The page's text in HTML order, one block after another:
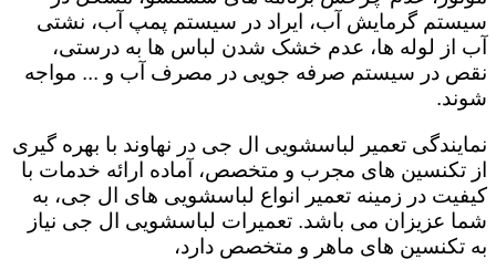
سیستم گرمایش آب، ایراد در سیستم پمپ آب، نشتی
آب از لوله ها، عدم خشک شدن لباس ها به درستی،
نقص در سیستم صرفه جویی در مصرف آب و ... مواجه
شوند.
نمایندگی تعمیر لباسشویی ال جی در نهاوند با بهره گیری
از تکنسین های مجرب و متخصص، آماده ارائه خدمات با
کیفیت در زمینه تعمیر انواع لباسشویی های ال جی، به
شما عزیزان می باشد. تعمیرات لباسشویی ال جی نیاز
به تکنسین های ماهر و متخصص دارد،